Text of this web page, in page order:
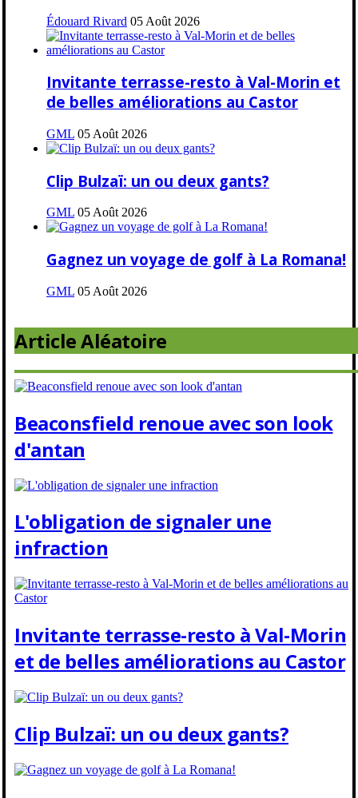
Édouard Rivard 05 Août 2026
Invitante terrasse-resto à Val-Morin et
de belles améliorations au Castor
GML 05 Août 2026
Clip Bulzaï: un ou deux gants?
GML 05 Août 2026
Gagnez un voyage de golf à La Romana!
GML 05 Août 2026
Article Aléatoire
Beaconsfield renoue avec son look
d'antan
L'obligation de signaler une
infraction
Invitante terrasse-resto à Val-Morin
et de belles améliorations au Castor
Clip Bulzaï: un ou deux gants?